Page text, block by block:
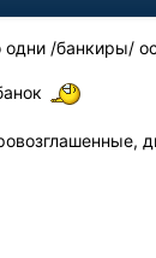
одни /банкиры/